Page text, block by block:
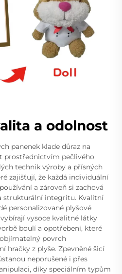
a odolnost
panenek klade důraz na
prostřednictvím pečlivého
technik výroby a přísných
zajišťují, že každá individuální
a zároveň si zachová
strukturální integritu. Kvalitní
personalizované plyšové
vysoce kvalitné látky
boulí a opotřebení, které
povrch
hračky z plyše. Zpevněné šicí
neporušené i přes
díky speciálním typům